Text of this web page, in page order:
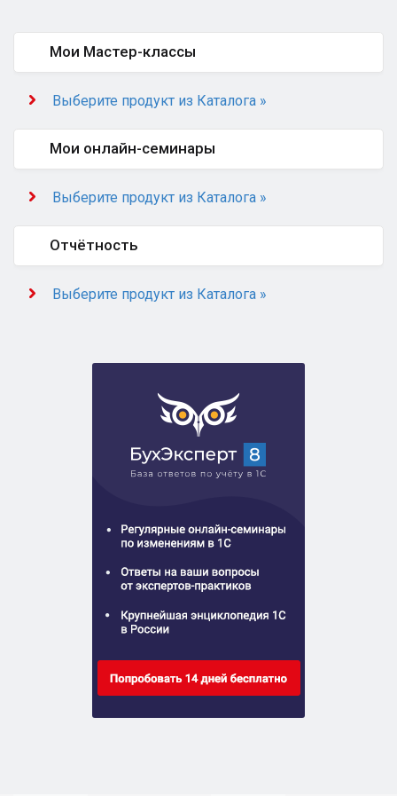
Мои Мастер-классы
Выберите продукт из Каталога »
Мои онлайн-семинары
Выберите продукт из Каталога »
Отчётность
Выберите продукт из Каталога »